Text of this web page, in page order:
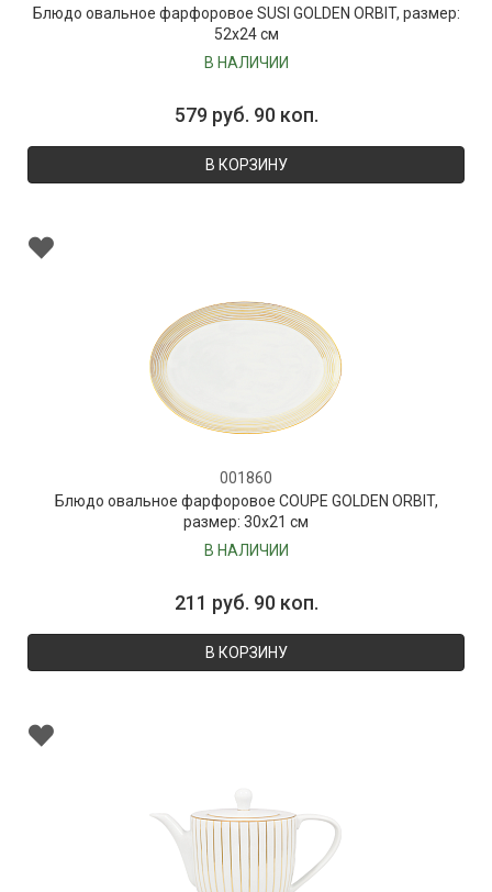
Блюдо овальное фарфоровое SUSI GOLDEN ORBIT, размер:
52х24 см
В НАЛИЧИИ
579 руб. 90 коп.
В КОРЗИНУ
001860
Блюдо овальное фарфоровое COUPE GOLDEN ORBIT,
размер: 30х21 см
В НАЛИЧИИ
211 руб. 90 коп.
В КОРЗИНУ